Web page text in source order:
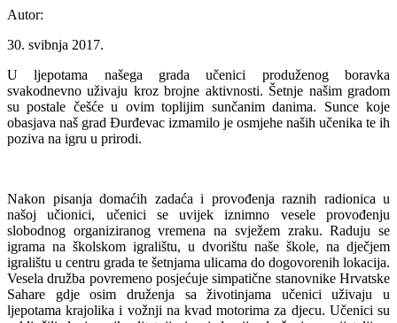
Autor:
30. svibnja 2017.
U ljepotama našega grada učenici produženog boravka
svakodnevno uživaju kroz brojne aktivnosti. Šetnje našim gradom
su postale češće u ovim toplijim sunčanim danima. Sunce koje
obasjava naš grad Đurđevac izmamilo je osmjehe naših učenika te ih
poziva na igru u prirodi.
Nakon pisanja domaćih zadaća i provođenja raznih radionica u
našoj učionici, učenici se uvijek iznimno vesele provođenju
slobodnog organiziranog vremena na svježem zraku. Raduju se
igrama na školskom igralištu, u dvorištu naše škole, na dječjem
igralištu u centru grada te šetnjama ulicama do dogovorenih lokacija.
Vesela družba povremeno posjećuje simpatične stanovnike Hrvatske
Sahare gdje osim druženja sa životinjama učenici uživaju u
ljepotama krajolika i vožnji na kvad motorima za djecu. Učenici su